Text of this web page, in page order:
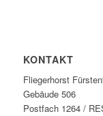
KONTAKT
Fliegerhorst
Gebäude 506
Postfach 1264 /